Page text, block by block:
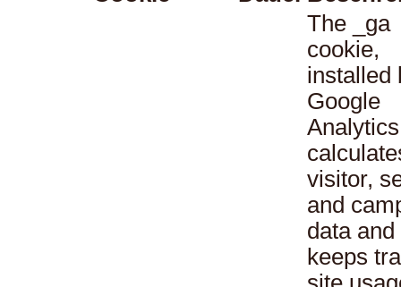
The _ga
cookie,
installed
Google
visitor,
and
data and
keeps